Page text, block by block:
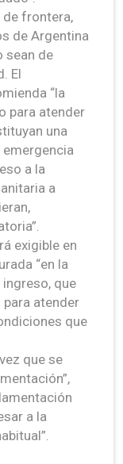
de frontera,
de Argentina
sean de
El
“la
para atender
una
a la
a
exigible en
“en la
que
atender
que
que se
a la